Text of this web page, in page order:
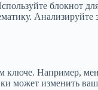
блокнот
Например,
может изменить